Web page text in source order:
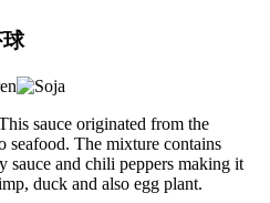
sauce originated from the
seafood. The mixture contains
sauce and chili peppers making it
duck and also egg plant.